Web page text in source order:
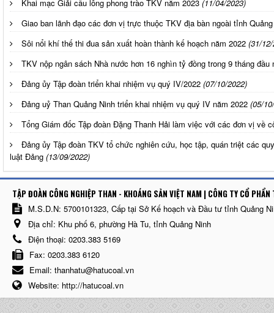
Khai mạc Giải cầu lông phong trào TKV năm 2023 (11/04/2023)
Giao ban lãnh đạo các đơn vị trực thuộc TKV địa bàn ngoài tỉnh
Sôi nổi khí thế thi đua sản xuất hoàn thành kế hoạch năm 2022 (31/
TKV nộp ngân sách Nhà nước hơn 16 nghìn tỷ đồng trong 9 tháng đầu
Đảng ủy Tập đoàn triển khai nhiệm vụ quý IV/2022 (07/10/2022)
Đảng uỷ Than Quảng Ninh triển khai nhiệm vụ quý IV năm 2022 (05/
Tổng Giám đốc Tập đoàn Đặng Thanh Hải làm việc với các đơn vị về
Đảng ủy Tập đoàn TKV tổ chức nghiên cứu, học tập, quán triệt các
luật Đảng (13/09/2022)
TẬP ĐOÀN CÔNG NGHIỆP THAN - KHOÁNG SẢN VIỆT NAM | CÔNG TY CỔ
M.S.D.N: 5700101323, Cấp tại Sở Kế hoạch và Đầu tư tỉnh Quảng
Địa chỉ: Khu phố 6, phường Hà Tu, tỉnh Quảng Ninh
Điện thoại: 0203.383 5169
Fax: 0203.383 6120
Email: thanhatu@hatucoal.vn
Website: http://hatucoal.vn